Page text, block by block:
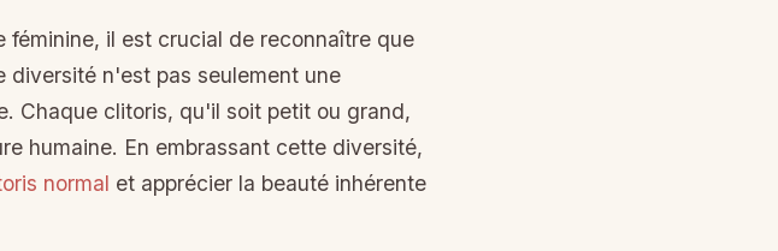
il est crucial de reconnaître que
diversité n'est pas seulement une
Chaque clitoris, qu'il soit petit ou grand,
humaine. En embrassant cette diversité,
normal et apprécier la beauté inhérente